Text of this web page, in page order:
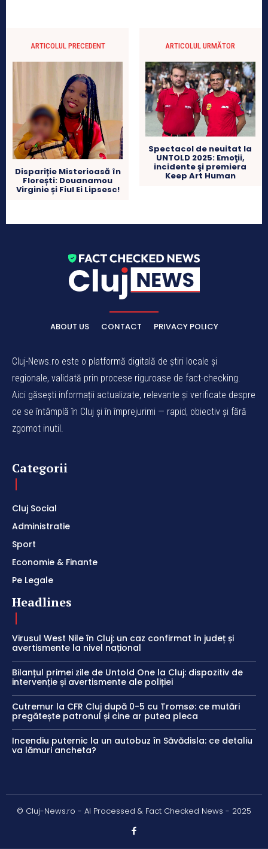
ARTICOLUL PRECEDENT
Dispariție Misterioasă în
Florești: Douanamou
Virginie și Fiul Ei Lipsesc!
ARTICOLUL URMĂTOR
Spectacol de neuitat la
UNTOLD 2025: Emoţii,
incidente şi premiera
Keep Art Human
ABOUT US CONTACT PRIVACY POLICY
Cluj-News.ro este o platformă digitală de știri locale și
regionale, validată prin procese riguroase de fact-checking.
Aici găsești informații actualizate, relevante și verificate despre
ce se întâmplă în Cluj și în împrejurimi — rapid, obiectiv și fără
zgomot inutil.
Categorii
Cluj Social
Administratie
Sport
Economie & Finante
Pe Legale
Headlines
Virusul West Nile în Cluj: un caz confirmat în județ și
avertismente la nivel național
Bilanțul primei zile de Untold One la Cluj: dispozitiv de
intervenție și avertismente ale poliției
Cutremur la CFR Cluj după 0-5 cu Tromsø: ce mutări
pregătește patronul și cine ar putea pleca
Incendiu puternic la un autobuz în Săvădisla: ce detaliu
va lămuri ancheta?
© Cluj-News.ro - AI Processed & Fact Checked News - 2025